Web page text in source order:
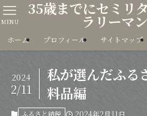
35歳までにセミリ
ラリーマ
MENU
ホーム プロフィール サイトマップ
私が選んだふる
料品編
2024
2/11
ふるさと納税